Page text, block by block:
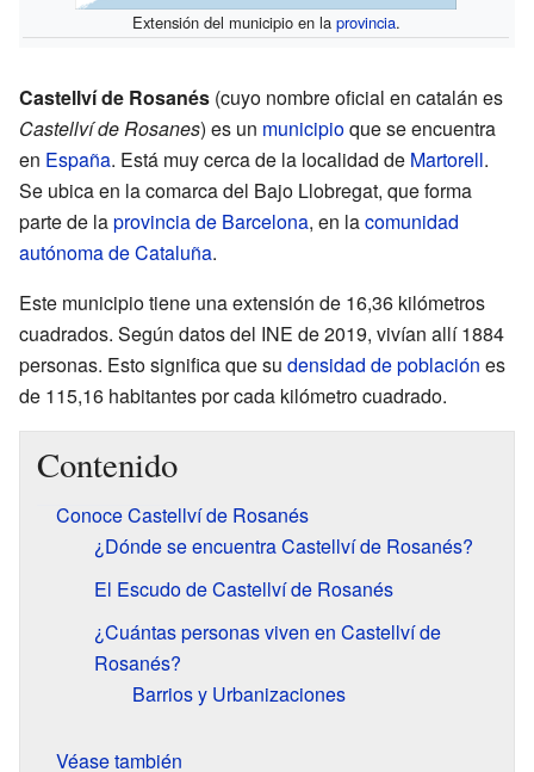
Extensión del municipio en la provincia.
Castellví de Rosanés (cuyo nombre oficial en catalán es
Castellví de Rosanes) es un municipioque se encuentra
en España. Está muy cerca de la localidad de Martorell.
Se ubica en la comarca del Bajo Llobregat, que forma
parte de laprovincia de Barcelona, en lacomunidad
autónoma de Cataluña.
Este municipio tiene una extensión de 16,36 kilómetros
cuadrados. Según datos del INE de 2019, vivían allí 1884
personas. Esto significa que su densidad de población es
de 115,16 habitantes por cada kilómetro cuadrado.
Contenido
Conoce Castellví de Rosanés
¿Dónde se encuentra Castellví de Rosanés?
El Escudo de Castellví de Rosanés
¿Cuántas personas viven en Castellví de
Rosanés?
Barrios y Urbanizaciones
Véase también